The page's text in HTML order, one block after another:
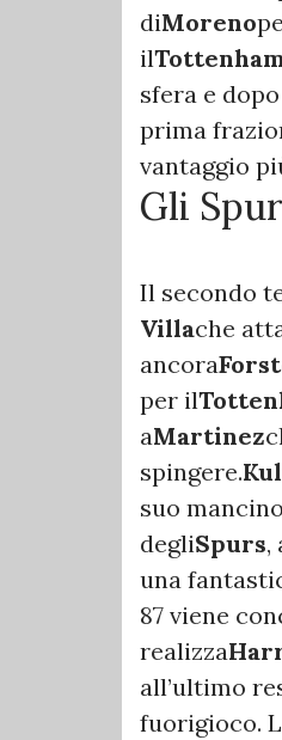
diMoreno
il
sfera e
prima
vantaggio
Gli
Il secondo
Villache
ancora
per il
aMartinez
spingere.
suo
degliSpurs,
una
87 viene
realizza
all’ultimo
fuorigioco.